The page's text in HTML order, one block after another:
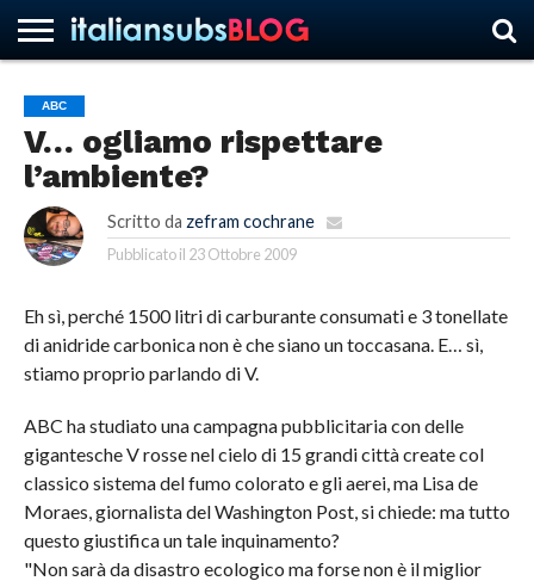
HOME
NEWS
ASCOLTI
RECENSIONI
INTERVISTE
CURIOSITÀ
CHI
SIAMO
CONTATTACI
FORUM
ITALIANSUBS
ABC
V… ogliamo rispettare
l’ambiente?
Scritto da zefram cochrane
Pubblicato il 23 Ottobre 2009
Eh sì, perché 1500 litri di carburante consumati e 3 tonellate
di anidride carbonica non è che siano un toccasana. E… sì,
stiamo proprio parlando di V.
ABC ha studiato una campagna pubblicitaria con delle
gigantesche V rosse nel cielo di 15 grandi città create col
classico sistema del fumo colorato e gli aerei, ma Lisa de
Moraes, giornalista del Washington Post, si chiede: ma tutto
questo giustifica un tale inquinamento?
"Non sarà da disastro ecologico ma forse non è il miglior